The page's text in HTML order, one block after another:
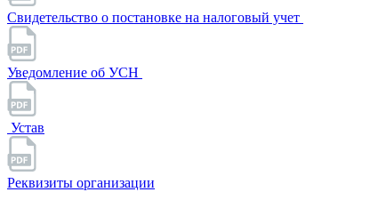
Свидетельство о постановке на налоговый учет
Уведомление об УСН
Устав
Реквизиты организации